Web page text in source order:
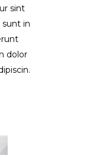
sint
in
dolor